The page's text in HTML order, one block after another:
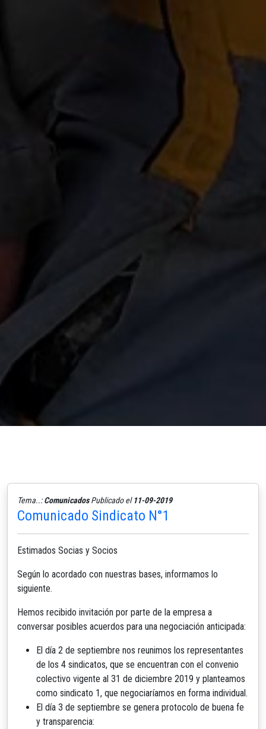
Tema..:ComunicadosPublicado el 11-09-2019
Comunicado Sindicato N°1
Estimados Socias y Socios
Según lo acordado con nuestras bases, informamos lo
siguiente.
Hemos recibido invitación por parte de la empresa a
conversar posibles acuerdos para una negociación anticipada:
El día 2 de septiembre nos reunimos los representantes
de los 4 sindicatos, que se encuentran con el convenio
colectivo vigente al 31 de diciembre 2019 y planteamos
como sindicato 1, que negociaríamos en forma individual.
El día 3 de septiembre se genera protocolo de buena fe
y transparencia: